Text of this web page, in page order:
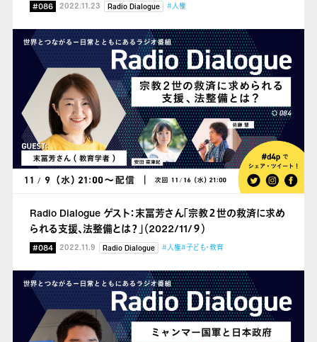
#086 2022.11.23 Radio Dialogue #人権
Radio Dialogue ゲスト：末冨芳さん「宗教２世の救済に求め
られる支援、法整備とは？」（2022/11/９）
#084 2022.11.9 Radio Dialogue #人権#子ども・教育